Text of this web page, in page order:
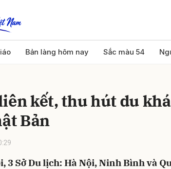
Bản làng hôm nay Sắc màu 54
kết, thu hút du
Bản
3 Sở Du lịch: Hà Nội, Ninh Bình và
Gửi bình luận